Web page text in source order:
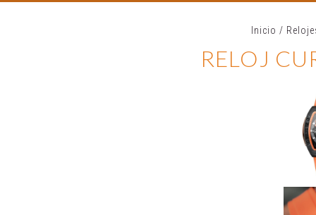
Inicio /
RELOJ